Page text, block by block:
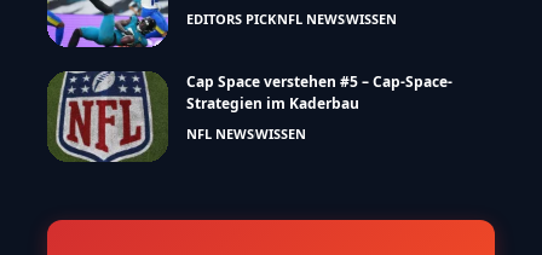
EDITORS PICKNFL NEWSWISSEN
Cap Space verstehen #5 – Cap-Space-
Strategien im Kaderbau
NFL NEWSWISSEN